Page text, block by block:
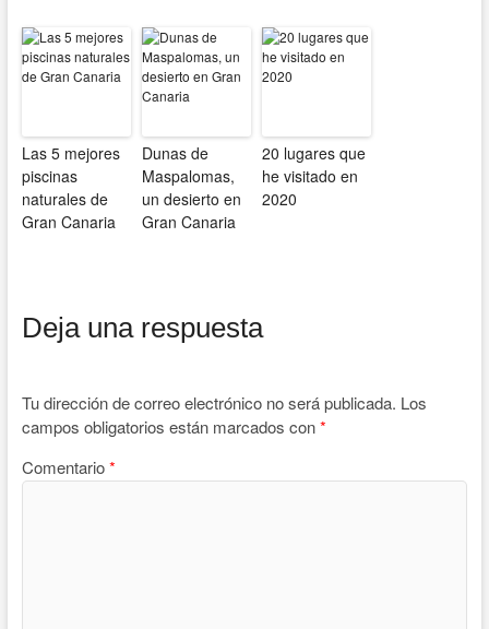
Las 5 mejores
piscinas
naturales de
Gran Canaria
Dunas de
Maspalomas,
un desierto en
Gran Canaria
20 lugares que
he visitado en
2020
Deja una respuesta
Tu dirección de correo electrónico no será publicada. Los
campos obligatorios están marcados con*
Comentario*